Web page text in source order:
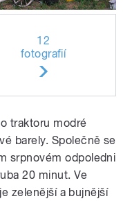
12
fotografií
traktoru modré
barely. Společně se
srpnovém odpoledni
20 minut. Ve
zelenější a bujnější